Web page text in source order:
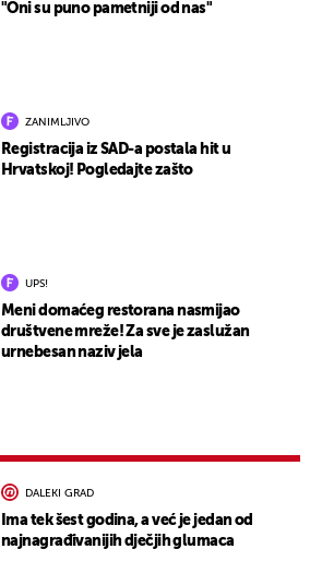
"Oni su puno pametniji od nas"
ZANIMLJIVO
Registracija iz SAD-a postala hit u
Hrvatskoj! Pogledajte zašto
UPS!
Meni domaćeg restorana nasmijao
društvene mreže! Za sve je zaslužan
urnebesan naziv jela
DALEKI GRAD
Ima tek šest godina, a već je jedan od
najnagrađivanijih dječjih glumaca